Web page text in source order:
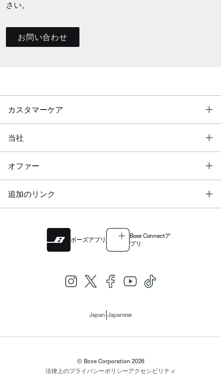
さい。
お問い合わせ
カスタマーケア
当社
オファー
追加のリンク
ボーズアプリ
Bose Connectア
プリ
Japan Japanese
© Bose Corporation 2026
法律上のプライバシーポリシーアクセシビリティ